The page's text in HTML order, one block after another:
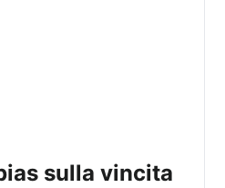
sulla vincita